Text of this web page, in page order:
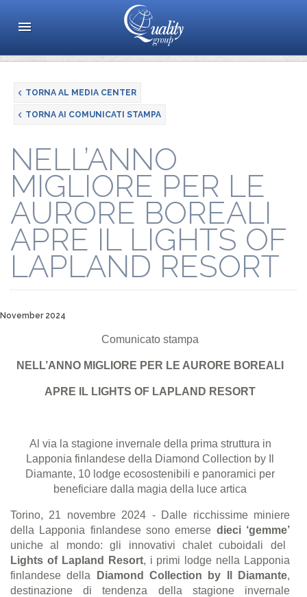
TORNA AL MEDIA CENTER
TORNA AI COMUNICATI STAMPA
NELL’ANNO
MIGLIORE PER LE
AURORE BOREALI
APRE IL LIGHTS OF
LAPLAND RESORT
November 2024
Comunicato stampa
NELL’ANNO MIGLIORE PER LE AURORE BOREALI
APRE IL LIGHTS OF LAPLAND RESORT
Al via la stagione invernale della prima struttura in
Lapponia finlandese della Diamond Collection by Il
Diamante, 10 lodge ecosostenibili e panoramici per
beneficiare dalla magia della luce artica
Torino, 21 novembre 2024 - Dalle ricchissime miniere
della Lapponia finlandese sono emerse dieci ‘gemme’
uniche al mondo: gli innovativi chalet cuboidali del
Lights of Lapland
Resort, i primi lodge nella Lapponia
finlandese della
Diamond Collection by Il Diamante,
destinazione di tendenza della stagione invernale